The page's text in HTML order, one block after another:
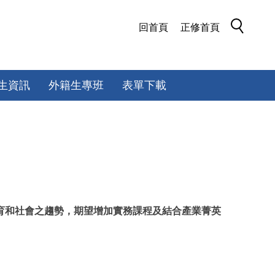
回首頁 正修首頁
資訊 外籍生專班 表單下載
社會之趨勢，期望增加實務課程及結合產業菁英